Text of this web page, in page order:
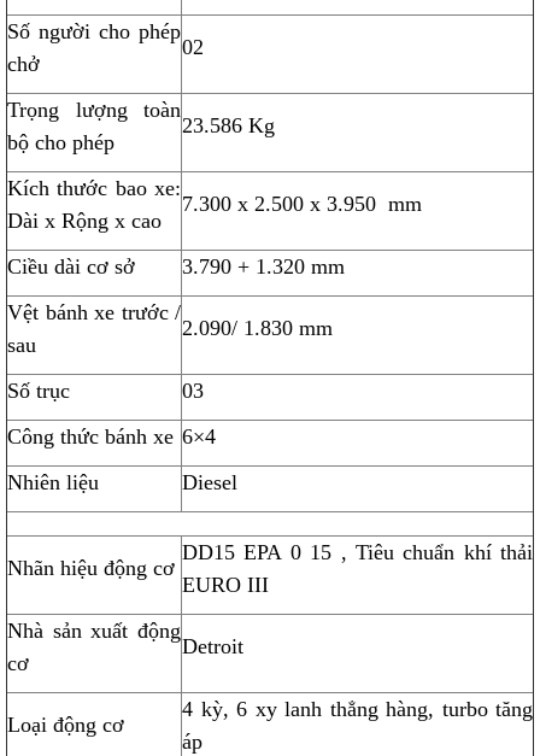
Số người cho phép
chở
02
Trọng lượng toàn
bộ cho phép
23.586 Kg
Kích thước bao xe:
Dài x Rộng x cao
7.300 x 2.500 x 3.950 mm
Ciều dài cơ sở
3.790 + 1.320 mm
Vệt bánh xe trước /
sau
2.090/ 1.830 mm
Số trục
03
Công thức bánh xe 6×4
Nhiên liệu
Diesel
Nhãn hiệu động cơ
DD15 EPA 0 15 , Tiêu chuẩn khí thải
EURO III
Nhà sản xuất động
cơ
Detroit
Loại động cơ
4 kỳ, 6 xy lanh thẳng hàng, turbo tăng
áp